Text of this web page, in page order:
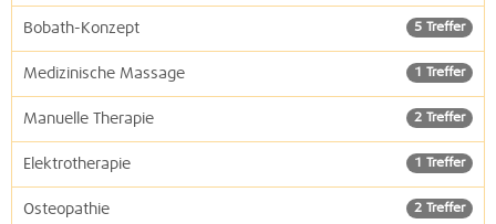
5 Treffer
Bobath-Konzept
1 Treffer
Medizinische Massage
2 Treffer
Manuelle Therapie
1 Treffer
Elektrotherapie
2 Treffer
Osteopathie